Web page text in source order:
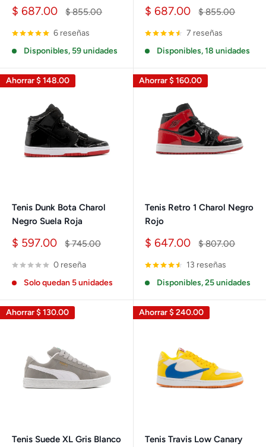
Precio
venta
$ 687.00
Precio
$ 855.00
6 reseñas
Disponibles, 59 unidades
Precio
venta
$ 687.00
Precio
$ 855.00
7 reseñas
Disponibles, 18 unidades
Ahorrar$ 148.00
Tenis Dunk Bota Charol
Negro Suela Roja
Precio
venta
$ 597.00
Precio
$ 745.00
0 reseña
Solo quedan 5 unidades
Ahorrar$ 160.00
Tenis Retro 1 Charol Negro
Rojo
Precio
venta
$ 647.00
Precio
$ 807.00
13 reseñas
Disponibles, 25 unidades
Ahorrar$ 130.00
Tenis Suede XL Gris Blanco
Ahorrar$ 240.00
Tenis Travis Low Canary